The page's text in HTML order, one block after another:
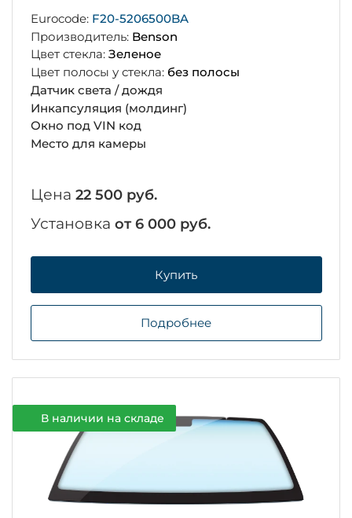
Eurocode: F20-5206500BA
Производитель: Benson
Цвет стекла: Зеленое
Цвет полосы у стекла: без полосы
Датчик света / дождя
Инкапсуляция (молдинг)
Окно под VIN код
Место для камеры
Цена 22 500 руб.
Установка от 6 000 руб.
Купить
Подробнее
В наличии на складе